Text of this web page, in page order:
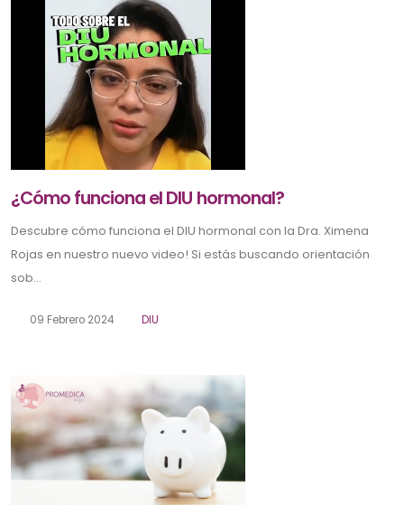
¿Cómo funciona el DIU hormonal?
Descubre cómo funciona el DIU hormonal con la Dra. Ximena
Rojas en nuestro nuevo video! Si estás buscando orientación
sob...
09 Febrero 2024 DIU